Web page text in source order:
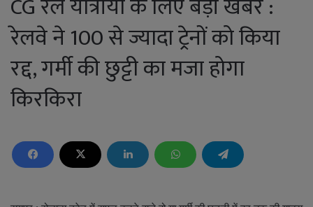
रेलवे ने 100 से ज्यादा ट्रेनों को किया
रद्द, गर्मी की छुट्टी का मजा होगा
किरकिरा